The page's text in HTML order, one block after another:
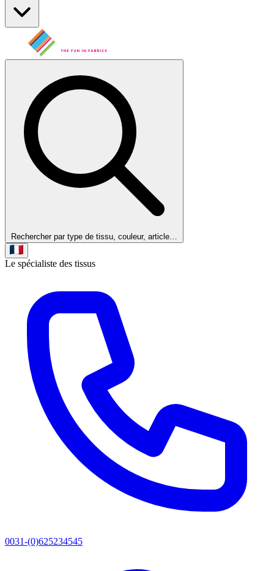
Rechercher par type de tissu, couleur, article…
Le spécialiste des tissus
0031-(0)625234545